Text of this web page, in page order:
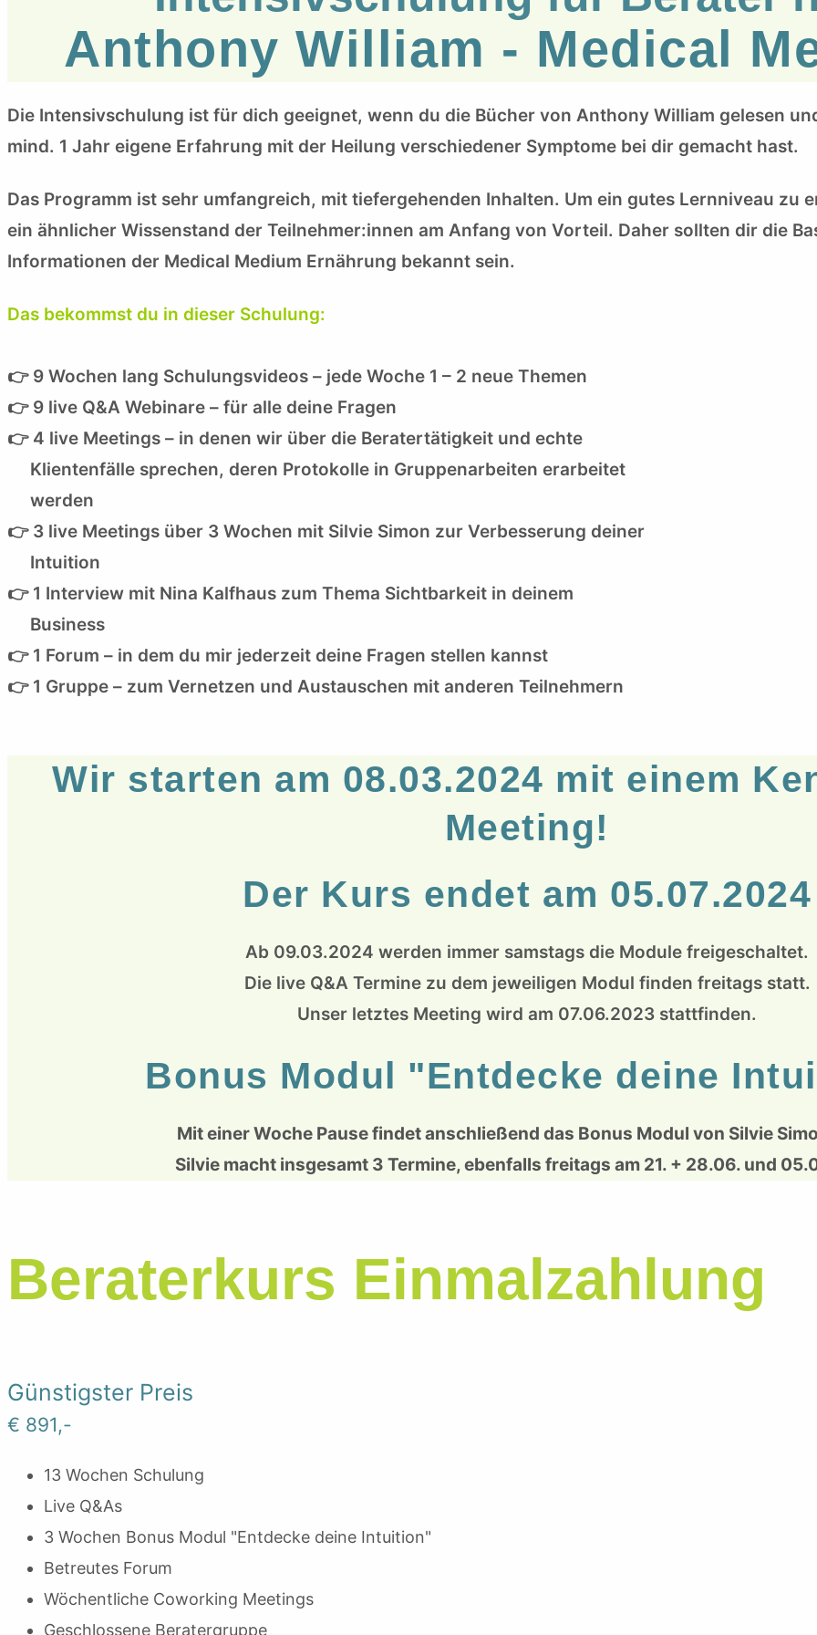
Anthony William - Medical
Die Intensivschulung ist für dich geeignet, wenn du die Bücher von Anthony William gelesen
mind. 1 Jahr eigene Erfahrung mit der Heilung verschiedener Symptome bei dir gemacht hast.
Das Programm ist sehr umfangreich, mit tiefergehenden Inhalten. Um ein gutes Lernniveau zu
ein ähnlicher Wissenstand der Teilnehmer:innen am Anfang von Vorteil. Daher sollten dir die
Informationen der Medical Medium Ernährung bekannt sein.
Das bekommst du in dieser Schulung:
👉 9 Wochen lang Schulungsvideos – jede Woche 1 – 2 neue Themen
👉 9 live Q&A Webinare – für alle deine Fragen
👉 4 live Meetings – in denen wir über die Beratertätigkeit und echte
Klientenfälle sprechen, deren Protokolle in Gruppenarbeiten erarbeitet
werden
👉 3 live Meetings über 3 Wochen mit Silvie Simon zur Verbesserung deiner
Intuition
👉 1 Interview mit Nina Kalfhaus zum Thema Sichtbarkeit in deinem
Business
👉 1 Forum – in dem du mir jederzeit deine Fragen stellen kannst
👉 1 Gruppe – zum Vernetzen und Austauschen mit anderen Teilnehmern
Wir starten am 08.03.2024 mit einem
Meeting!
Der Kurs endet am 05.07.2024
Ab 09.03.2024 werden immer samstags die Module freigeschaltet.
Die live Q&A Termine zu dem jeweiligen Modul finden freitags statt.
Unser letztes Meeting wird am 07.06.2023 stattfinden.
Bonus Modul "Entdecke deine
Mit einer Woche Pause findet anschließend das Bonus Modul von Silvie
Silvie macht insgesamt 3 Termine, ebenfalls freitags am 21. + 28.06. und
Beraterkurs Einmalzahlung
Günstigster Preis
€ 891,-
13 Wochen Schulung
Live Q&As
3 Wochen Bonus Modul "Entdecke deine Intuition"
Betreutes Forum
Wöchentliche Coworking Meetings
Geschlossene Beratergruppe